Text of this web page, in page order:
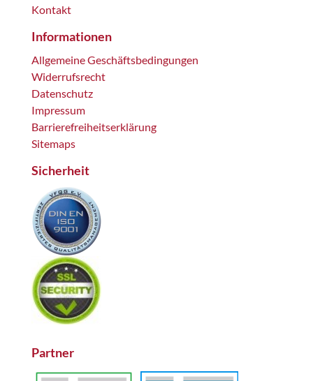
Kontakt
Informationen
Allgemeine Geschäftsbedingungen
Widerrufsrecht
Datenschutz
Impressum
Barrierefreiheitserklärung
Sitemaps
Sicherheit
Partner